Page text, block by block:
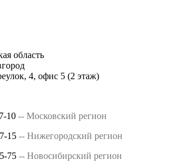
область
4, офис 5 (2 этаж)
10 -- Московский регион
15 -- Нижегородский регион
75 -- Новосибирский регион